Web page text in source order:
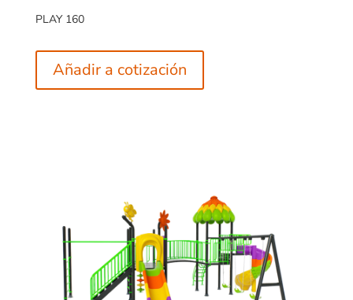
PLAY 160
Añadir a cotización